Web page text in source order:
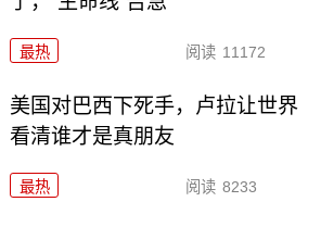
最热 阅读 11172
美国对巴西下死手，卢拉让世界
看清谁才是真朋友
最热 阅读 8233